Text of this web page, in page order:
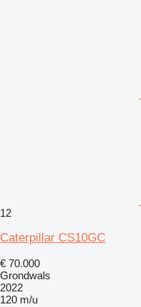
12
Caterpillar CS10GC
€ 70.000
Grondwals
2022
120 m/u